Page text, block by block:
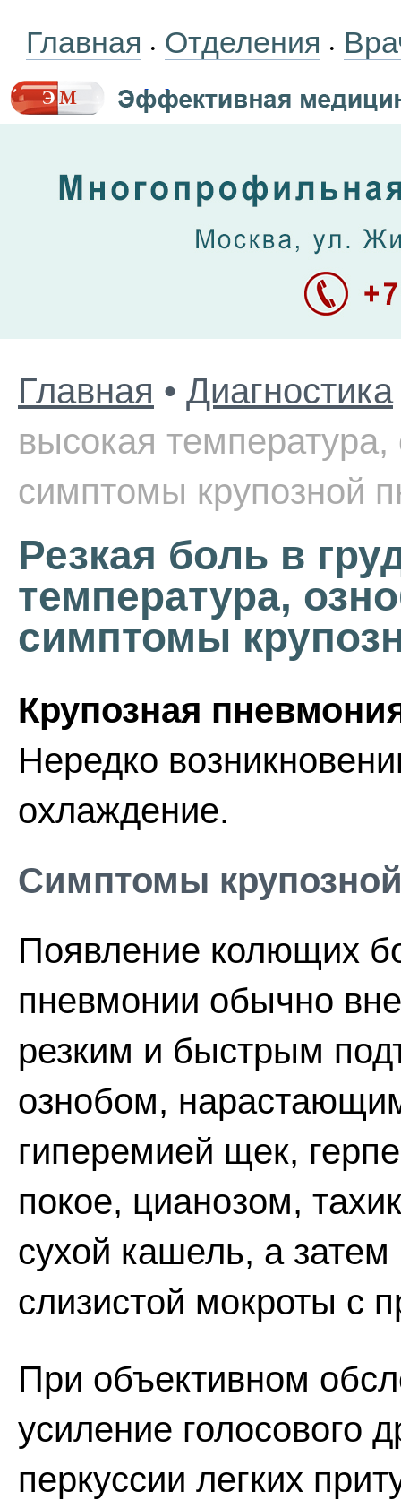
Главная • Отделения •
Главная • Диагностика
высокая
симптомы крупозной
Резкая боль в
температура,
симптомы
Крупозная
Нередко
охлаждение.
Симптомы
Появление колющих
пневмонии обычно
резким и быстрым
ознобом,
гиперемией щек,
покое, цианозом,
сухой кашель, а
слизистой мокроты с
При объективном
усиление голосового
перкуссии легких